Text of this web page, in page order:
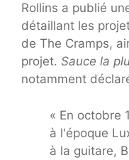
Rollins a publié
détaillant les
de The Cramps,
projet. Sauce la
notamment
« En octobre
à l'époque
à la guitare,